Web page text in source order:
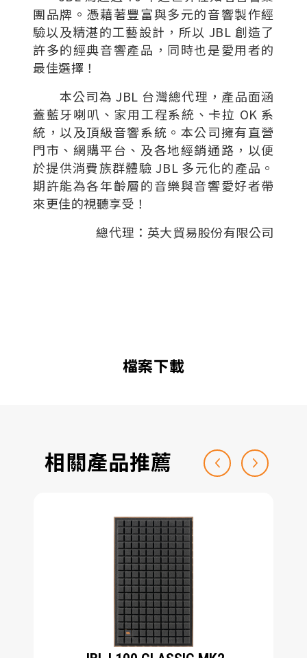
團品牌。憑藉著豐富與多元的音響製作經
驗以及精湛的工藝設計，所以 JBL 創造了
許多的經典音響產品，同時也是愛用者的
最佳選擇！
本公司為 JBL 台灣總代理，產品面涵
蓋藍牙喇叭、家用工程系統、卡拉 OK 系
統，以及頂級音響系統。本公司擁有直營
門市、網購平台、及各地經銷通路，以便
於提供消費族群體驗 JBL 多元化的產品。
期許能為各年齡層的音樂與音響愛好者帶
來更佳的視聽享受！
總代理：英大貿易股份有限公司
檔案下載
相關產品推薦